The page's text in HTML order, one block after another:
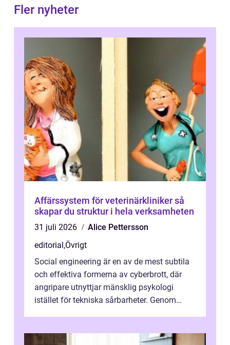
Fler nyheter
Affärssystem för veterinärkliniker så
skapar du struktur i hela verksamheten
31 juli 2026
Alice Pettersson
editorial,Övrigt
Social engineering är en av de mest subtila
och effektiva formerna av cyberbrott, där
angripare utnyttjar mänsklig psykologi
istället för tekniska sårbarheter. Genom